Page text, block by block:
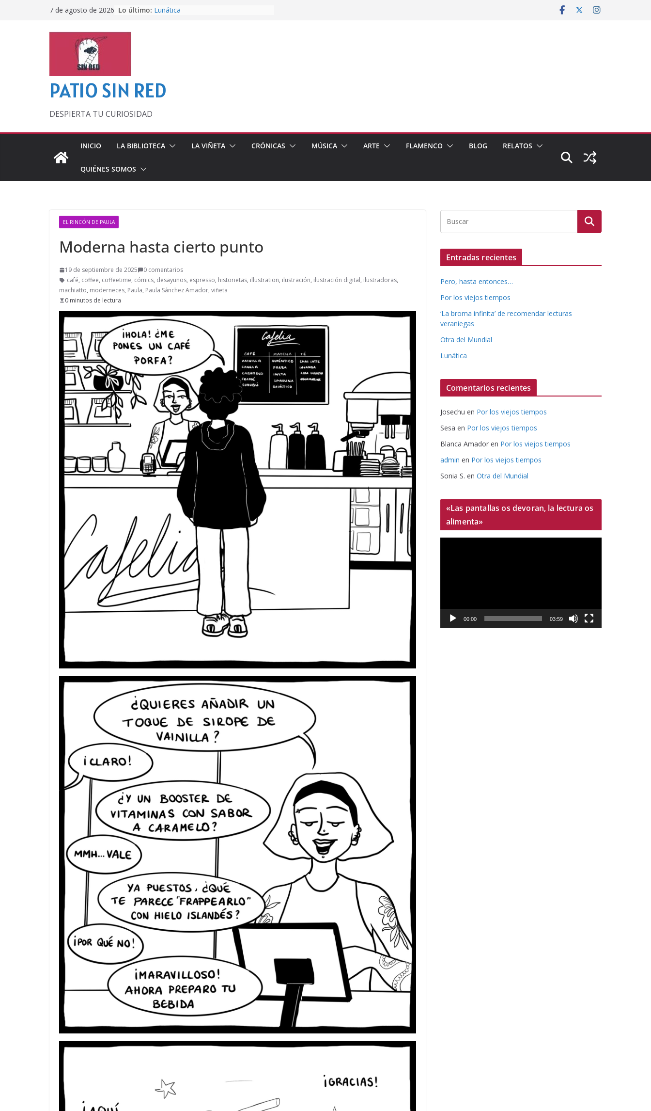
7 de agosto de 2026 Lo último: Lunática
PATIO SIN RED
DESPIERTA TU CURIOSIDAD
INICIO LA BIBLIOTECA LA VIÑETA CRÓNICAS MÚSICA ARTE FLAMENCO BLOG RELATOS
QUIÉNES SOMOS
EL RINCÓN DE PAULA
Moderna hasta cierto punto
19 de septiembre de 2025
0 comentarios
café, coffee, coffeetime, cómics, desayunos, espresso, historietas, illustration, ilustración, ilustración digital, ilustradoras,
machiatto, moderneces, Paula, Paula Sánchez Amador, viñeta
0 minutos de lectura
Entradas recientes
Pero, hasta entonces…
Por los viejos tiempos
‘La broma infinita’ de recomendar lecturas
veraniegas
Otra del Mundial
Lunática
Comentarios recientes
Josechu en Por los viejos tiempos
Sesa en Por los viejos tiempos
Blanca Amador en Por los viejos tiempos
admin en Por los viejos tiempos
Sonia S. en Otra del Mundial
«Las pantallas os devoran, la lectura os
alimenta»
c
00:00 03:59